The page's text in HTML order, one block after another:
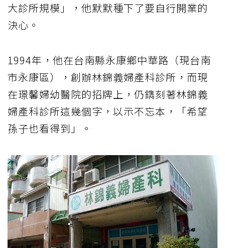
大診所規模」，他默默種下了要自行開業的
決心。
1994年，他在台南縣永康鄉中華路（現台南
市永康區），創辦林錦義婦產科診所，而現
在璟馨婦幼醫院的招牌上，仍鐫刻著林錦義
婦產科診所這幾個字，以示不忘本，「希望
孫子也看得到」。